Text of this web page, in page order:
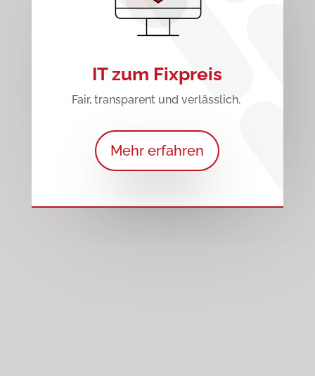
IT zum Fixpreis
Fair, transparent und verlässlich.
Mehr erfahren